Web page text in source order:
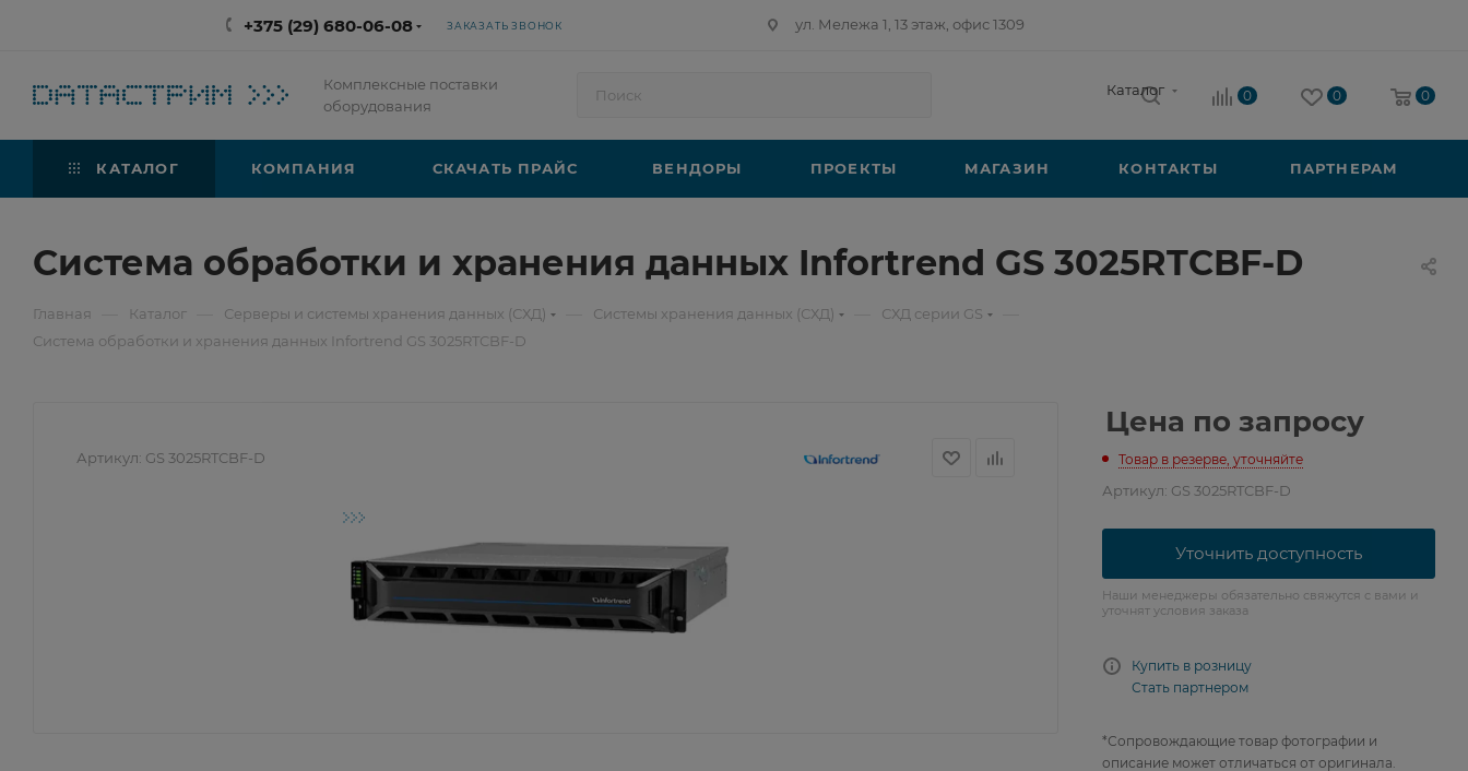
+375 (29) 680-06-08 ЗАКАЗАТЬ ЗВОНОК ул. Мележа 1, 13 этаж, офис 1309
Комплексные поставки
оборудования
Каталог 0 0 0
КАТАЛОГ КОМПАНИЯ СКАЧАТЬ ПРАЙС ВЕНДОРЫ ПРОЕКТЫ МАГАЗИН КОНТАКТЫ ПАРТНЕРАМ
Система обработки и хранения данных Infortrend GS 3025RTCBF-D
Главная Каталог Серверы и системы хранения данных (СХД) Системы хранения данных (СХД) СХД серии GS
Система обработки и хранения данных Infortrend GS 3025RTCBF-D
Артикул: GS 3025RTCBF-D
Цена по запросу
Товар в резерве, уточняйте
Артикул: GS 3025RTCBF-D
Уточнить доступность
Наши менеджеры обязательно свяжутся с вами и
уточнят условия заказа
Купить в розницу
Стать партнером
*Сопровождающие товар фотографии и
описание может отличаться от оригинала.